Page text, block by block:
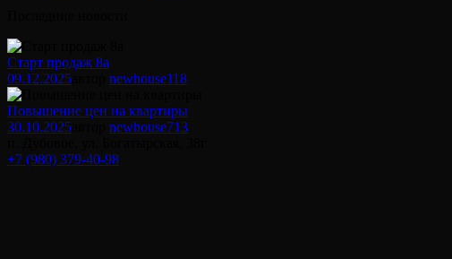
Старт продаж 8а
09.12.2025
newhouse118
Повышение цен на квартиры
30.10.2025
newhouse713
+7 (980) 379-40-98